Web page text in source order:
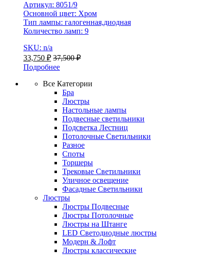
Артикул: 8051/9
Основной цвет: Хром
Тип лампы: галогенная,диодная
Количество ламп: 9
SKU: n/a
33,750 ₽ 37,500₽
Подробнее
Все Категории
Бра
Люстры
Настольные лампы
Подвесные светильники
Подсветка Лестниц
Потолочные Светильники
Разное
Споты
Торшеры
Трековые Светильники
Уличное освещение
Фасадные Светильники
Люстры
Люстры Подвесные
Люстры Потолочные
Люстры на Штанге
LED Светодиодные люстры
Модерн & Лофт
Люстры классические